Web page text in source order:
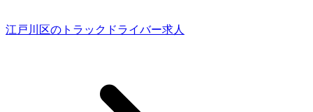
江戸川区のトラックドライバー求人